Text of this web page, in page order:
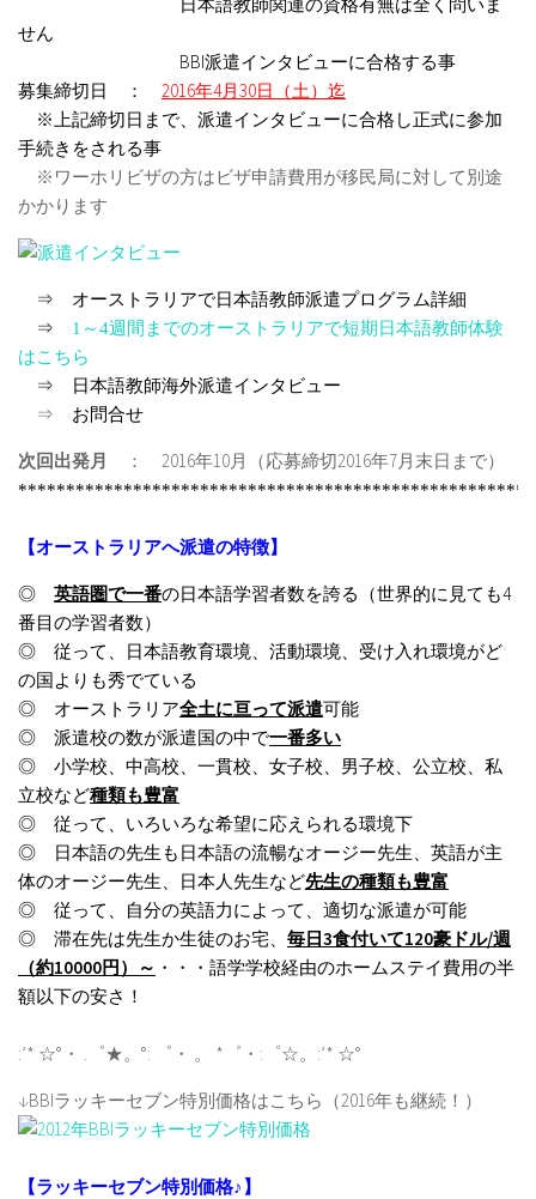
せん
BBI派遣インタビューに合格する事
募集締切日 ： 2016年4月30日（土）迄
※上記締切日まで、派遣インタビューに合格し正式に参加
手続きをされる事
※ワーホリビザの方はビザ申請費用が移民局に対して別途
かかります
⇒ オーストラリアで日本語教師派遣プログラム詳細
⇒ 1～4週間までのオーストラリアで短期日本語教師体験
はこちら
⇒
日本語教師海外派遣インタビュー
⇒ お問合せ
次回出発月 ： 2016年10月（応募締切2016年7月末日まで）
【オーストラリアへ派遣の特徴】
◎ 英語圏で一番の日本語学習者数を誇る（世界的に見ても4
番目の学習者数）
◎ 従って、日本語教育環境、活動環境、受け入れ環境がど
の国よりも秀でている
◎ オーストラリア全土に亘って派遣可能
◎ 派遣校の数が派遣国の中で一番多い
◎ 小学校、中高校、一貫校、女子校、男子校、公立校、私
立校など種類も豊富
◎ 従って、いろいろな希望に応えられる環境下
◎ 日本語の先生も日本語の流暢なオージー先生、英語が主
体のオージー先生、日本人先生など先生の種類も豊富
◎ 従って、自分の英語力によって、適切な派遣が可能
◎ 滞在先は先生か生徒のお宅、 毎日3食付いて120豪ドル/週
（約10000円）～ ・・・語学学校経由のホームステイ費用の半
額以下の安さ！
:’* ☆°・ .゜★。°: ゜・ 。 *゜・:゜☆。:’* ☆°
↓BBIラッキーセブン特別価格はこちら（2016年も継続！）
【ラッキーセブン特別価格♪】